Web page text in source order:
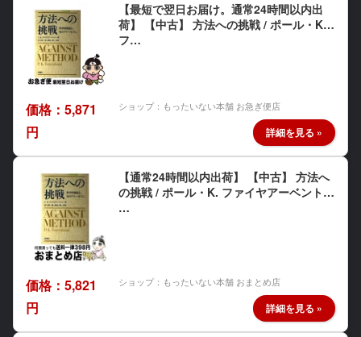
【最短で翌日お届け。通常24時間以内出
荷】 【中古】 方法への挑戦 / ポール・K.
フ…
価格：5,871
円
ショップ：もったいない本舗 お急ぎ便店
【通常24時間以内出荷】 【中古】 方法へ
の挑戦 / ポール・K. ファイヤアーベント,
…
価格：5,821
円
ショップ：もったいない本舗 おまとめ店